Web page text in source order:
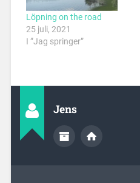
Löpning on the road
25 juli, 2021
I ”Jag springer”
Jens